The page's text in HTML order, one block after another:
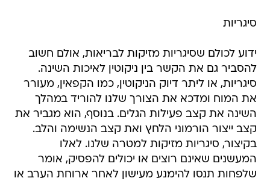
סיגריות
ידוע לכולם שסיגריות מזיקות לבריאות, אולם חשוב
להסביר גם את הקשר בין ניקוטין לאיכות השינה.
סיגריות, או ליתר דיוק הניקוטין, כמו הקפאין, מעורר
את המוח ומדכא את הצורך שלנו להוריד במהלך
השינה את קצב פעילות הגלים. בנוסף, הוא מגביר את
קצב ייצור הורמוני הלחץ ואת קצב הנשימה והלב.
בקיצור, סיגריות מזיקות למטרה שלנו. לאלו
המעשנים שאינם רוצים או יכולים להפסיק, אומר
שלפחות תנסו להימנע מעישון לאחר ארוחת הערב או